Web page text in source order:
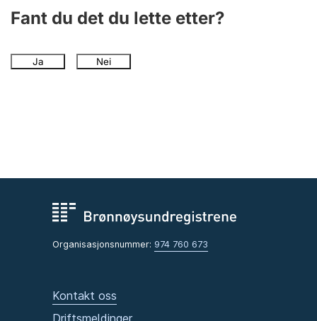
Andre tema
Fant du det du lette etter?
Ja Nei
Organisasjonsnummer: 974 760 673
Kontakt oss